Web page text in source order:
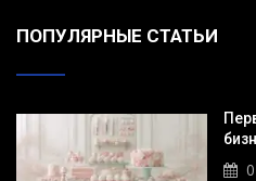
ПОПУЛЯРНЫЕ СТАТЬИ